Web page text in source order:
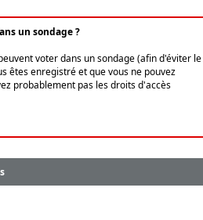
un sondage ?
voter dans un sondage (afin d'éviter le
êtes enregistré et que vous ne pouvez
probablement pas les droits d'accès